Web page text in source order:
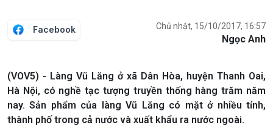
Facebook Chủ nhật, 15/10/2017, 16:57
Ngọc Anh
(VOV5) - Làng Vũ Lăng ở xã Dân Hòa, huyện Thanh Oai,
Hà Nội, có nghề tạc tượng truyền thống hàng trăm năm
nay. Sản phẩm của làng Vũ Lăng có mặt ở nhiều tỉnh,
thành phố trong cả nước và xuất khẩu ra nước ngoài.